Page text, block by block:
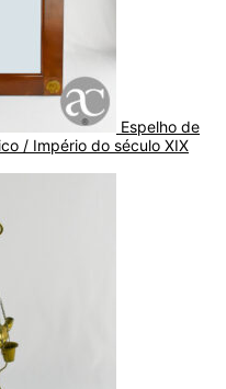
Espelho de
/ Império do século XIX